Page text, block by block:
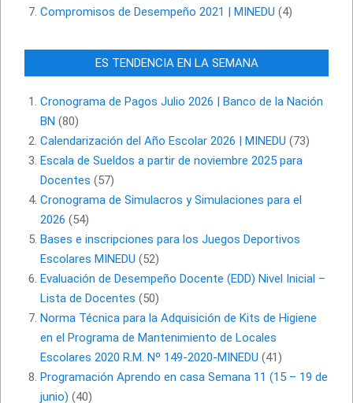
Compromisos de Desempeño 2021 | MINEDU (4)
ES TENDENCIA EN LA SEMANA
Cronograma de Pagos Julio 2026 | Banco de la Nación
BN (80)
Calendarización del Año Escolar 2026 | MINEDU (73)
Escala de Sueldos a partir de noviembre 2025 para
Docentes (57)
Cronograma de Simulacros y Simulaciones para el
2026 (54)
Bases e inscripciones para los Juegos Deportivos
Escolares MINEDU (52)
Evaluación de Desempeño Docente (EDD) Nivel Inicial –
Lista de Docentes (50)
Norma Técnica para la Adquisición de Kits de Higiene
en el Programa de Mantenimiento de Locales
Escolares 2020 R.M. Nº 149-2020-MINEDU (41)
Programación Aprendo en casa Semana 11 (15 – 19 de
junio) (40)